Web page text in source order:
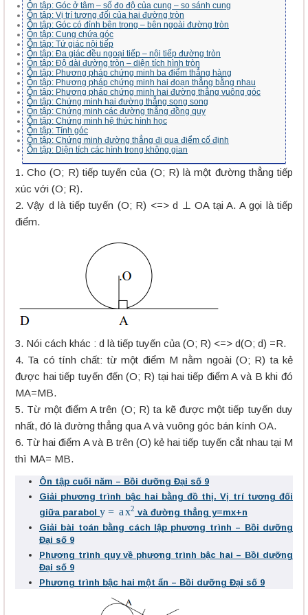
Ôn tập: Góc ở tâm – số đo độ của cung – so sánh cung
Ôn tập: Vị trí tương đối của hai đường tròn
Ôn tập: Góc có đỉnh bên trong – bên ngoài đường tròn
Ôn tập: Cung chứa góc
Ôn tập: Tứ giác nội tiếp
Ôn tập: Đa giác đều ngoại tiếp – nội tiếp đường tròn
Ôn tập: Độ dài đường tròn – diện tích hình tròn
Ôn tập: Phương pháp chứng minh ba điểm thẳng hàng
Ôn tập: Phương pháp chứng minh hai đoạn thẳng bằng nhau
Ôn tập: Phương pháp chứng minh hai đường thẳng vuông góc
Ôn tập: Chứng minh hai đường thẳng song song
Ôn tập: Chứng minh các đường thẳng đồng quy
Ôn tập: Chứng minh hệ thức hình học
Ôn tập: Tính góc
Ôn tập: Chứng minh đường thẳng đi qua điểm cố định
Ôn tập: Diện tích các hình trong không gian
1. Cho (O; R) tiếp tuyến của (O; R) là một đường thẳng tiếp
xúc với (O; R).
2. Vậy d là tiếp tuyến (O; R) <=> d ⊥ OA tại A. A gọi là tiếp
điểm.
3. Nói cách khác : d là tiếp tuyến của (O; R) <=> d(O; d) =R.
4. Ta có tính chất: từ một điểm M nằm ngoài (O; R) ta kẻ
được hai tiếp tuyến đến (O; R) tại hai tiếp điểm A và B khi đó
MA=MB.
5. Từ một điểm A trên (O; R) ta kẽ được một tiếp tuyến duy
nhất, đó là đường thẳng qua A và vuông góc bán kính OA.
6. Từ hai điểm A và B trên (O) kẻ hai tiếp tuyến cắt nhau tại M
thì MA= MB.
Ôn tập cuối năm – Bồi dưỡng Đại số 9
Giải phương trình bậc hai bằng đồ thị. Vị trí tương đối
giữa parabol
2
và đường thẳng y=mx+n
Giải bài toán bằng cách lập phương trình – Bồi dưỡng
Đại số 9
Phương trình quy về phương trình bậc hai – Bồi dưỡng
Đại số 9
Phương trình bậc hai một ẩn – Bồi dưỡng Đại số 9